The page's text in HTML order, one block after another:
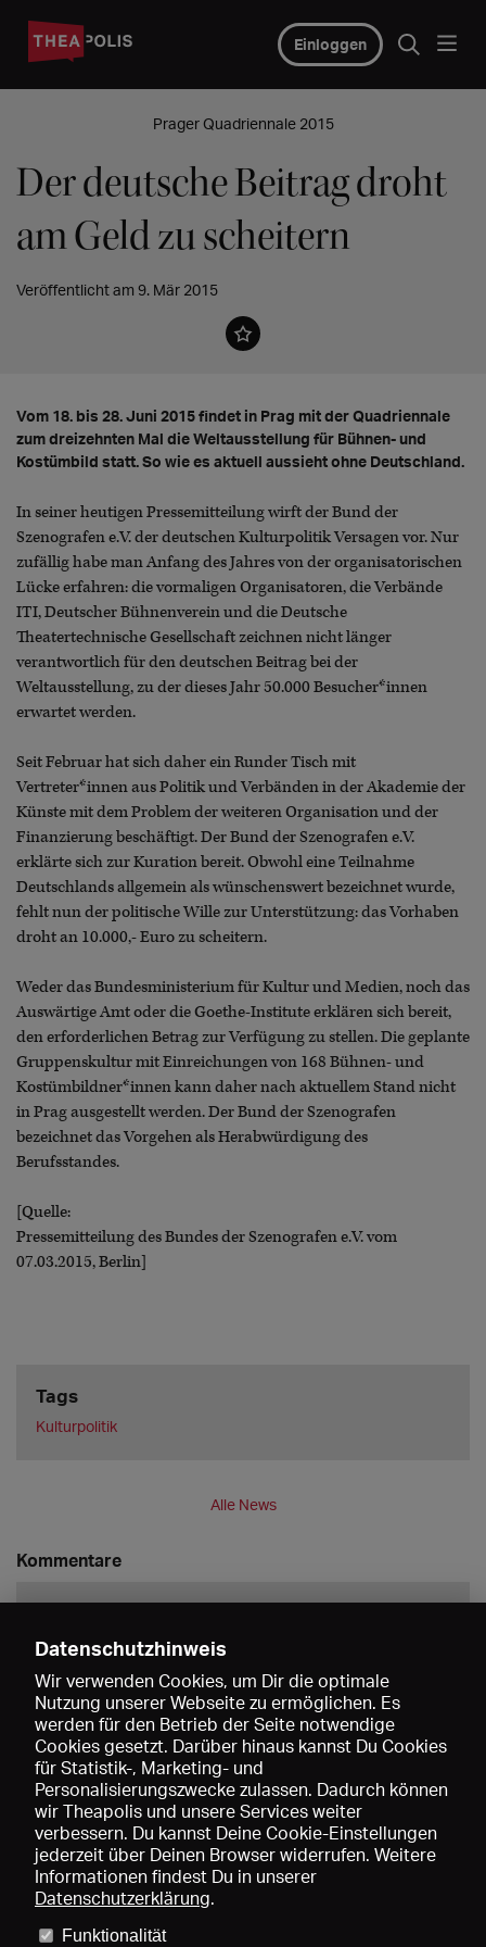
Einloggen
Prager Quadriennale 2015
Der deutsche Beitrag droht
am Geld zu scheitern
Veröffentlicht am 9. Mär 2015
Vom 18. bis 28. Juni 2015 findet in Prag mit der Quadriennale
zum dreizehnten Mal die Weltausstellung für Bühnen- und
Kostümbild statt. So wie es aktuell aussieht ohne Deutschland.
In seiner heutigen Pressemitteilung wirft der Bund der
Szenografen e.V. der deutschen Kulturpolitik Versagen vor. Nur
zufällig habe man Anfang des Jahres von der organisatorischen
Lücke erfahren: die vormaligen Organisatoren, die Verbände
ITI, Deutscher Bühnenverein und die Deutsche
Theatertechnische Gesellschaft zeichnen nicht länger
verantwortlich für den deutschen Beitrag bei der
Weltausstellung, zu der dieses Jahr 50.000 Besucher*innen
erwartet werden.
Seit Februar hat sich daher ein Runder Tisch mit
Vertreter*innen aus Politik und Verbänden in der Akademie der
Künste mit dem Problem der weiteren Organisation und der
Finanzierung beschäftigt. Der Bund der Szenografen e.V.
erklärte sich zur Kuration bereit. Obwohl eine Teilnahme
Deutschlands allgemein als wünschenswert bezeichnet wurde,
fehlt nun der politische Wille zur Unterstützung: das Vorhaben
droht an 10.000,- Euro zu scheitern.
Weder das Bundesministerium für Kultur und Medien, noch das
Auswärtige Amt oder die Goethe-Institute erklären sich bereit,
den erforderlichen Betrag zur Verfügung zu stellen. Die geplante
Gruppenskultur mit Einreichungen von 168 Bühnen- und
Kostümbildner*innen kann daher nach aktuellem Stand nicht
in Prag ausgestellt werden. Der Bund der Szenografen
bezeichnet das Vorgehen als Herabwürdigung des
Berufsstandes.
[Quelle:
Pressemitteilung des Bundes der Szenografen e.V. vom
07.03.2015, Berlin]
Tags
Kulturpolitik
Alle News
Kommentare
Speichern
Datenschutzhinweis
Wir verwenden Cookies, um Dir die optimale
Nutzung unserer Webseite zu ermöglichen. Es
werden für den Betrieb der Seite notwendige
Cookies gesetzt. Darüber hinaus kannst Du Cookies
für Statistik-, Marketing- und
Personalisierungszwecke zulassen. Dadurch können
wir Theapolis und unsere Services weiter
verbessern. Du kannst Deine Cookie-Einstellungen
jederzeit über Deinen Browser widerrufen. Weitere
Informationen findest Du in unserer
Datenschutzerklärung.
Funktionalität